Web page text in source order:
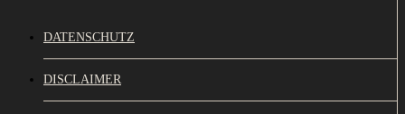
DATENSCHUTZ
DISCLAIMER